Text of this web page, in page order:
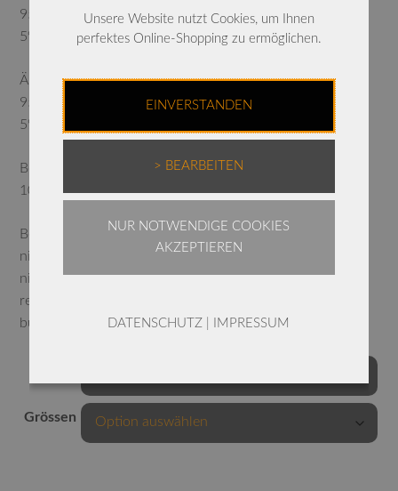
95% Mikrofaser
5% Elasthan
Ärmel:
95% Viskose
5% Elasthan
Besatz und Taschen:
100% Mikrofasertaft
Bei 30 Grad waschbar
nicht chloren
nicht im Trockner trocknen
reinigen
bügelfrei
Grössen
Unsere Website nutzt Cookies, um Ihnen
perfektes Online-Shopping zu ermöglichen.
EINVERSTANDEN
> BEARBEITEN
NUR NOTWENDIGE COOKIES
AKZEPTIEREN
DATENSCHUTZ IMPRESSUM